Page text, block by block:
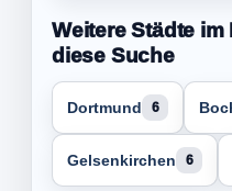
Weitere Städte
diese Suche
Dortmund 6
Gelsenkirchen 6